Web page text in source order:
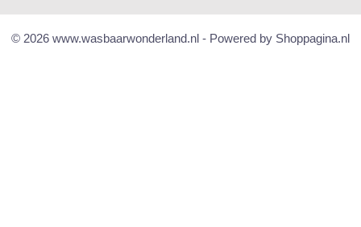
© 2026 www.wasbaarwonderland.nl - Powered by Shoppagina.nl